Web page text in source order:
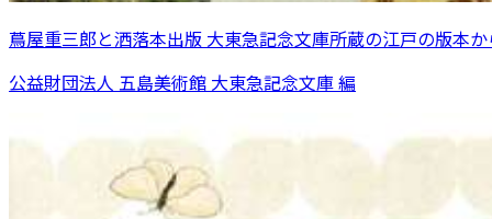
蔦屋重三郎と洒落本出版 大東急記念文庫所蔵の江戸の版本
公益財団法人 五島美術館 大東急記念文庫 編